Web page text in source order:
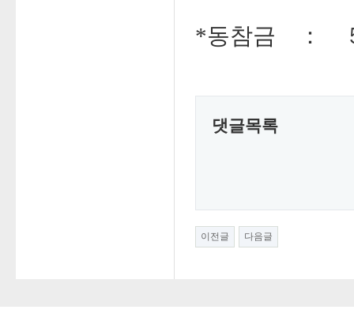
*동참금 ：
댓글목록
이전글 다음글